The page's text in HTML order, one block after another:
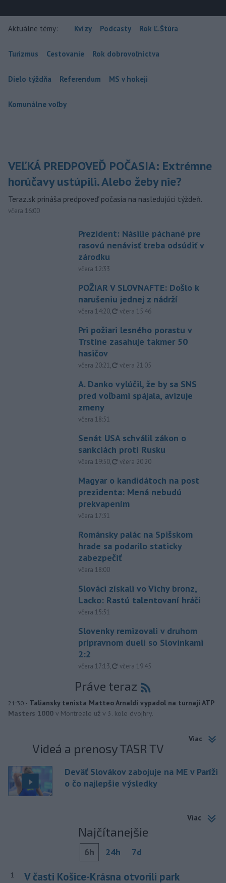
Aktuálne témy: Kvízy Podcasty Rok Ľ.Štúra
Turizmus Cestovanie Rok dobrovoľníctva
Dielo týždňa Referendum MS v hokeji
Komunálne voľby
VEĽKÁ PREDPOVEĎ POČASIA: Extrémne
horúčavy ustúpili. Alebo žeby nie?
Teraz.sk prináša predpoveď počasia na nasledujúci týždeň.
včera 16:00
Prezident: Násilie páchané pre
rasovú nenávisť treba odsúdiť v
zárodku
včera 12:33
POŽIAR V SLOVNAFTE: Došlo k
narušeniu jednej z nádrží
včera 14:20, aktualizované
včera 15:46
Pri požiari lesného porastu v
Trstíne zasahuje takmer 50
hasičov
včera 20:21, aktualizované
včera 21:05
A. Danko vylúčil, že by sa SNS
pred voľbami spájala, avizuje
zmeny
včera 18:51
Senát USA schválil zákon o
sankciách proti Rusku
včera 19:50, aktualizované
včera 20:20
Magyar o kandidátoch na post
prezidenta: Mená nebudú
prekvapením
včera 17:31
Románsky palác na Spišskom
hrade sa podarilo staticky
zabezpečiť
včera 18:00
Slováci získali vo Vichy bronz,
Lacko: Rastú talentovaní hráči
včera 15:51
Slovenky remizovali v druhom
prípravnom dueli so Slovinkami
2:2
včera 17:13, aktualizované
včera 19:45
Práve teraz
21:30 - Taliansky tenista Matteo Arnaldi vypadol na turnaji ATP
Masters 1000 v Montreale už v 3. kole dvojhry.
Viac
Videá a prenosy TASR TV
Deväť Slovákov zabojuje na ME v Paríži
o čo najlepšie výsledky
Viac
Najčítanejšie
6h 24h 7d
1 V časti Košice-Krásna otvorili park